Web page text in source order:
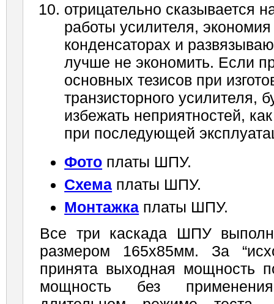
отрицательно сказывается
работы усилителя,
конденсаторах и
лучше не экономить. Если
основных тезисов при
транзисторного усилителя,
избежать не­приятностей,
при последующей
Фото платы ШПУ.
Схема платы ШПУ.
Монтажка платы ШПУ.
Все три каскада ШПУ
размером 165х85мм. За
принята выходная мощность
мощность без